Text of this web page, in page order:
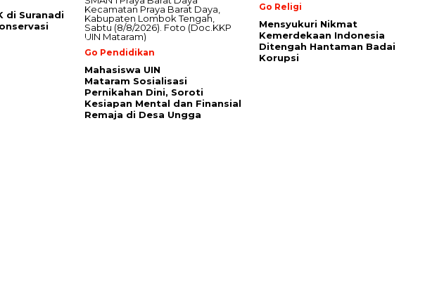
di Suranadi
Go Pendidikan
Mahasiswa UIN
Mataram Sosialisasi
Pernikahan Dini, Soroti
Kesiapan Mental dan Finansial
Remaja di Desa Ungga
Go Religi
Mensyukuri Nikmat
Kemerdekaan Indonesia
Ditengah Hantaman Badai
Korupsi